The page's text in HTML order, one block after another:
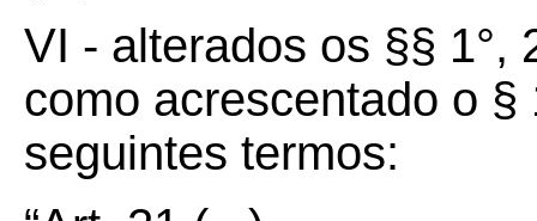
VI - alterados os §§ 1°,
como acrescentado o
seguintes termos: